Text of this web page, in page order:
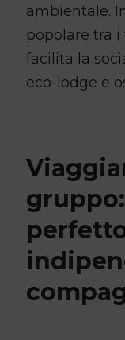
ambientale.
popolare tra
facilita la
eco-lodge e